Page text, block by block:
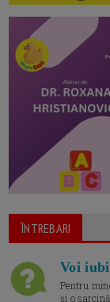
ÎNTREBARI
Voi
Pentru
și o